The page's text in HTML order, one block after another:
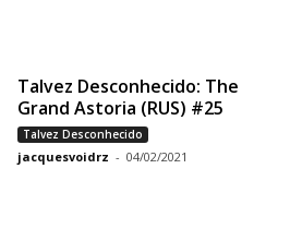
Talvez Desconhecido: The
Grand Astoria (RUS) #25
Talvez Desconhecido
jacquesvoidrz - 04/02/2021